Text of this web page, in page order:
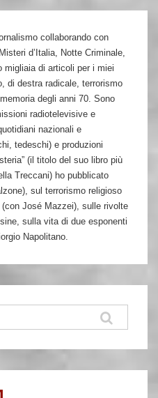
collaborando con
d’Italia, Notte Criminale,
di articoli per i miei
di destra radicale, terrorismo
degli anni 70. Sono
radiotelevisive e
nazionali e
tedeschi) e produzioni
(il titolo del suo libro più
Treccani) ho pubblicato
sul terrorismo religioso
José Mazzei), sulle rivolte
sulla vita di due esponenti
Napolitano.